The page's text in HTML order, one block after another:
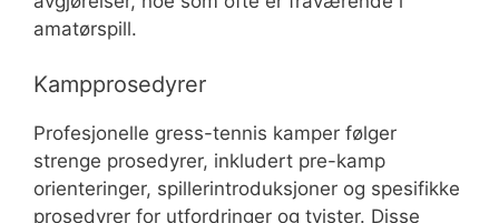
amatørspill.
Kampprosedyrer
Profesjonelle gress-tennis kamper følger
strenge prosedyrer, inkludert pre-kamp
orienteringer, spillerintroduksjoner og spesifikke
prosedyrer for utfordringer og tvister. Disse